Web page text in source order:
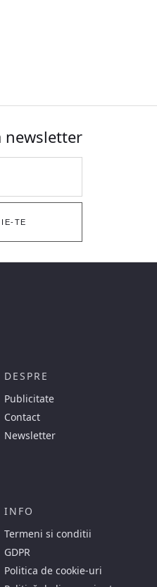
newsletter
TE
DESPRE
Publicitate
Contact
Newsletter
INFO
Termeni si conditii
GDPR
Politica de cookie-uri